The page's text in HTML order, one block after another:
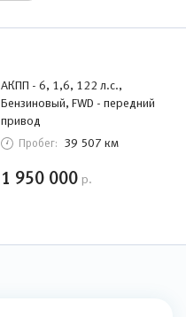
АКПП - 6, 1,6, 122 л.с.,
Бензиновый, FWD - передний
привод
Пробег: 39 507 км
1 950 000 р.